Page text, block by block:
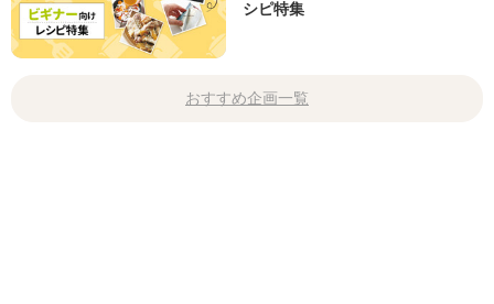
シピ特集
おすすめ企画一覧